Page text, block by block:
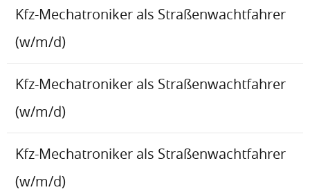
Kfz-Mechatroniker als Straßenwachtfahrer
(w/m/d)
Kfz-Mechatroniker als Straßenwachtfahrer
(w/m/d)
Kfz-Mechatroniker als Straßenwachtfahrer
(w/m/d)